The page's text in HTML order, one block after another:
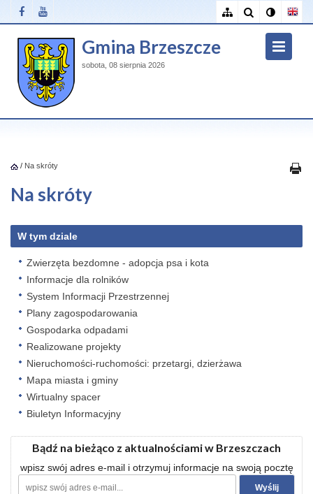
Gmina Brzeszcze
sobota, 08 sierpnia 2026
/ Na skróty
Na skróty
W tym dziale
Zwierzęta bezdomne - adopcja psa i kota
Informacje dla rolników
System Informacji Przestrzennej
Plany zagospodarowania
Gospodarka odpadami
Realizowane projekty
Nieruchomości-ruchomości: przetargi, dzierżawa
Mapa miasta i gminy
Wirtualny spacer
Biuletyn Informacyjny
Bądź na bieżąco z aktualnościami w Brzeszczach
wpisz swój adres e-mail i otrzymuj informacje na swoją pocztę